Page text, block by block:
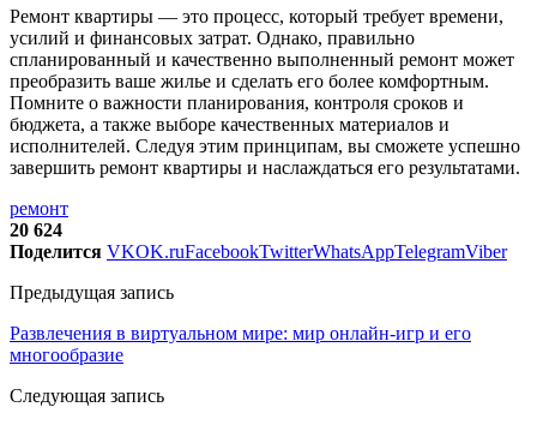
Ремонт квартиры — это процесс, который требует времени,
усилий и финансовых затрат. Однако, правильно
спланированный и качественно выполненный ремонт может
преобразить ваше жилье и сделать его более комфортным.
Помните о важности планирования, контроля сроков и
бюджета, а также выборе качественных материалов и
исполнителей. Следуя этим принципам, вы сможете успешно
завершить ремонт квартиры и наслаждаться его результатами.
ремонт
20 624
Поделится VKOK.ruFacebookTwitterWhatsAppTelegramViber
Предыдущая запись
Развлечения в виртуальном мире: мир онлайн-игр и его
многообразие
Следующая запись